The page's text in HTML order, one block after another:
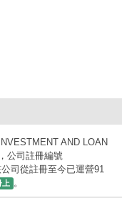
AND LOAN
公司註冊編號
司從註冊至今已運營91
上 。